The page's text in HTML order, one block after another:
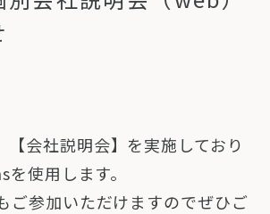
【会社説明会】を実施しており
使用します。
ご参加いただけますのでぜひご